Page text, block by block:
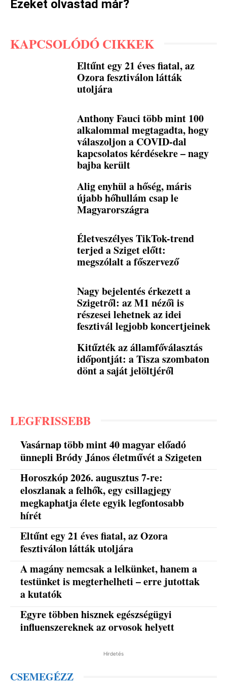
Ezeket olvastad már?
KAPCSOLÓDÓ CIKKEK
Eltűnt egy 21 éves fiatal, az
Ozora fesztiválon látták
utoljára
Anthony Fauci több mint 100
alkalommal megtagadta, hogy
válaszoljon a COVID-dal
kapcsolatos kérdésekre – nagy
bajba került
Alig enyhül a hőség, máris
újabb hőhullám csap le
Magyarországra
Életveszélyes TikTok-trend
terjed a Sziget előtt:
megszólalt a főszervező
Nagy bejelentés érkezett a
Szigetről: az M1 nézői is
részesei lehetnek az idei
fesztivál legjobb koncertjeinek
Kitűzték az államfőválasztás
időpontját: a Tisza szombaton
dönt a saját jelöltjéről
LEGFRISSEBB
Vasárnap több mint 40 magyar előadó
ünnepli Bródy János életművét a Szigeten
Horoszkóp 2026. augusztus 7-re:
eloszlanak a felhők, egy csillagjegy
megkaphatja élete egyik legfontosabb
hírét
Eltűnt egy 21 éves fiatal, az Ozora
fesztiválon látták utoljára
A magány nemcsak a lelkünket, hanem a
testünket is megterhelheti – erre jutottak
a kutatók
Egyre többen hisznek egészségügyi
influenszereknek az orvosok helyett
Hirdetés
CSEMEGÉZZ